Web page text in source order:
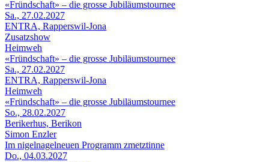
«Fründschaft» – die grosse Jubiläumstournee
Sa., 27.02.2027
ENTRA, Rapperswil-Jona
Zusatzshow
Heimweh
«Fründschaft» – die grosse Jubiläumstournee
Sa., 27.02.2027
ENTRA, Rapperswil-Jona
Heimweh
«Fründschaft» – die grosse Jubiläumstournee
So., 28.02.2027
Berikerhus, Berikon
Simon Enzler
Im nigelnagelneuen Programm zmetztinne
Do., 04.03.2027